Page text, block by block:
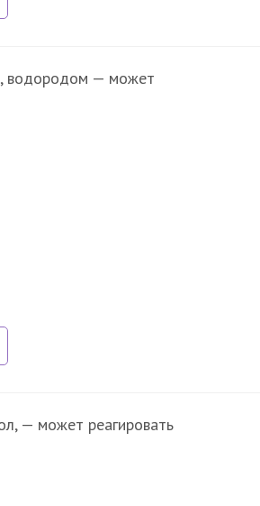
водородом — может
— может реагировать